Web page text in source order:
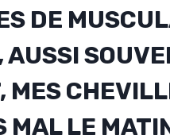
DE
MES
MAL LE